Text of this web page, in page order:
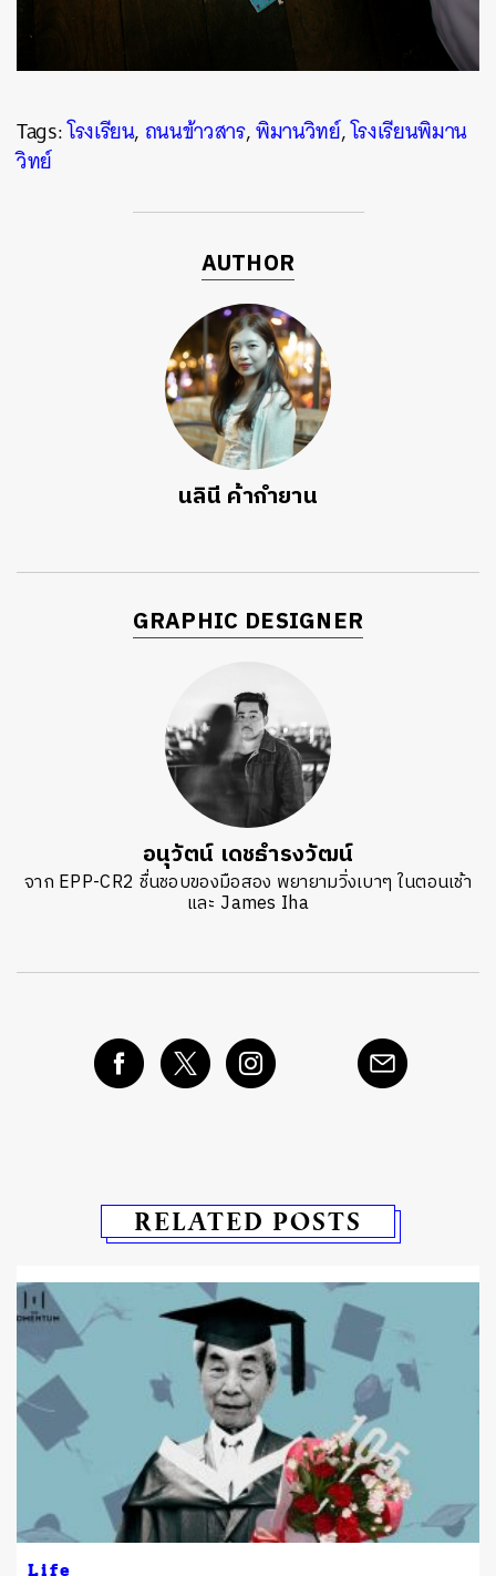
Tags:โรงเรียน, ถนนข้าวสาร,พิมานวิทย์,โรงเรียนพิมาน
วิทย์
AUTHOR
นลินี ค้ากำยาน
GRAPHIC DESIGNER
อนุวัตน์ เดชธำรงวัฒน์
จาก EPP-CR2 ชื่นชอบของมือสอง พยายามวิ่งเบาๆ ในตอนเช้า
และ James Iha
RELATED POSTS
Life